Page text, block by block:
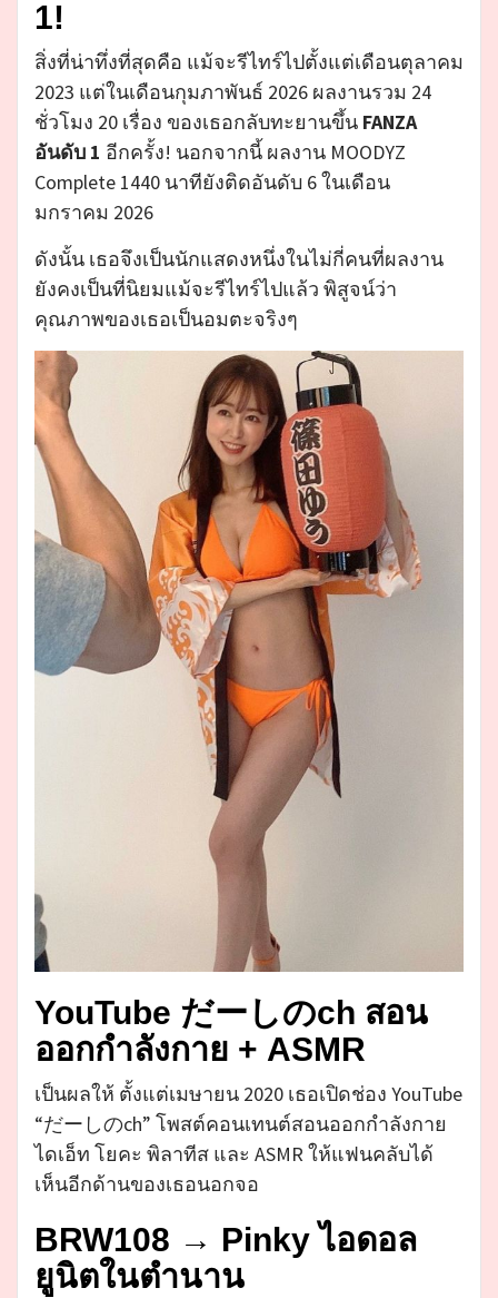
1!
สิ่งที่น่าทึ่งที่สุดคือ แม้จะรีไทร์ไปตั้งแต่เดือนตุลาคม
2023 แต่ในเดือนกุมภาพันธ์ 2026 ผลงานรวม 24
ชั่วโมง 20 เรื่อง ของเธอกลับทะยานขึ้น FANZA
อันดับ 1 อีกครั้ง! นอกจากนี้ ผลงาน MOODYZ
Complete 1440 นาทียังติดอันดับ 6 ในเดือน
มกราคม 2026
ดังนั้น เธอจึงเป็นนักแสดงหนึ่งในไม่กี่คนที่ผลงาน
ยังคงเป็นที่นิยมแม้จะรีไทร์ไปแล้ว พิสูจน์ว่า
คุณภาพของเธอเป็นอมตะจริงๆ
YouTube だーしのch สอน
ออกกำลังกาย + ASMR
เป็นผลให้ ตั้งแต่เมษายน 2020 เธอเปิดช่อง YouTube
“だーしのch” โพสต์คอนเทนต์สอนออกกำลังกาย
ไดเอ็ท โยคะ พิลาทีส และ ASMR ให้แฟนคลับได้
เห็นอีกด้านของเธอนอกจอ
BRW108 → Pinky ไอดอล
ยูนิตในตำนาน